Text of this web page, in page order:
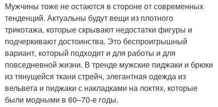
Мужчины тоже не остаются в стороне от современных
тенденций. Актуальны будут вещи из плотного
трикотажа, которые скрывают недостатки фигуры и
подчеркивают достоинства. Это беспроигрышный
вариант, который подходит и для работы и для
повседневной жизни. В тренде мужские пиджаки и брюки
из тянущейся ткани стрейч, элегантная одежда из
вельвета и пиджаки с накладками на локтях, которые
были модными в 60–70-е годы.